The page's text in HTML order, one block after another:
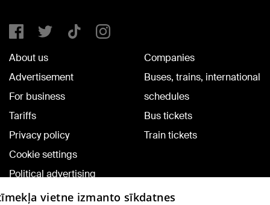
About us
Advertisement
For business
Tariffs
Privacy policy
Cookie settings
Political advertising
Cookie policy
Companies
Buses, trains, international
schedules
Bus tickets
Train tickets
vietne izmanto sīkdatnes